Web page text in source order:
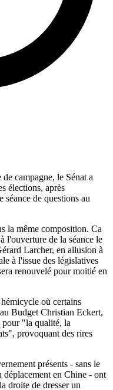
campagne, le Sénat a
élections, après
de questions au
la même composition. Ca
l'ouverture de la séance le
Larcher, en allusion à
à l'issue des législatives
renouvelé pour moitié en
où certains
Budget Christian Eckert,
pour "la qualité, la
provoquant des rires
présents - sans le
déplacement en Chine - ont
droite de dresser un